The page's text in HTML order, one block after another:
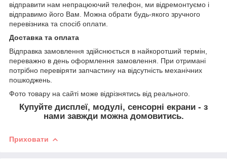
відправити нам непрацюючий телефон, ми відремонтуємо і
відправимо його Вам. Можна обрати будь-якого зручного
перевізника та спосіб оплати.
Доставка та оплата
Відправка замовлення здійснюється в найкоротший термін,
переважно в день оформлення замовлення. При отримані
потрібно перевіряти запчастину на відсутність механічних
пошкоджень.
Фото товару на сайті може відрізнятись від реального.
Купуйте дисплеї, модулі, сенсорні екрани - з
нами завжди можна домовитись.
Приховати